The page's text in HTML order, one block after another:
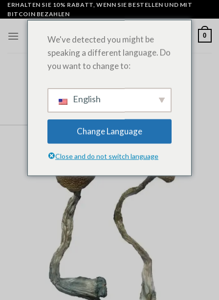
Zum
Inhalt
ERHALTEN SIE 10% RABATT, WENN SIE BESTELLEN UND MIT
BITCOIN BEZAHLEN
0
We've detected you might be
speaking a different language. Do
you want to change to:
English
Change Language
Close and do not switch language